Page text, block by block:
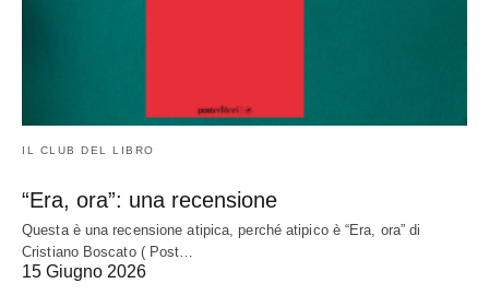
IL CLUB DEL LIBRO
“Era, ora”: una recensione
Questa è una recensione atipica, perché atipico è “Era, ora” di
Cristiano Boscato ( Post…
15 Giugno 2026